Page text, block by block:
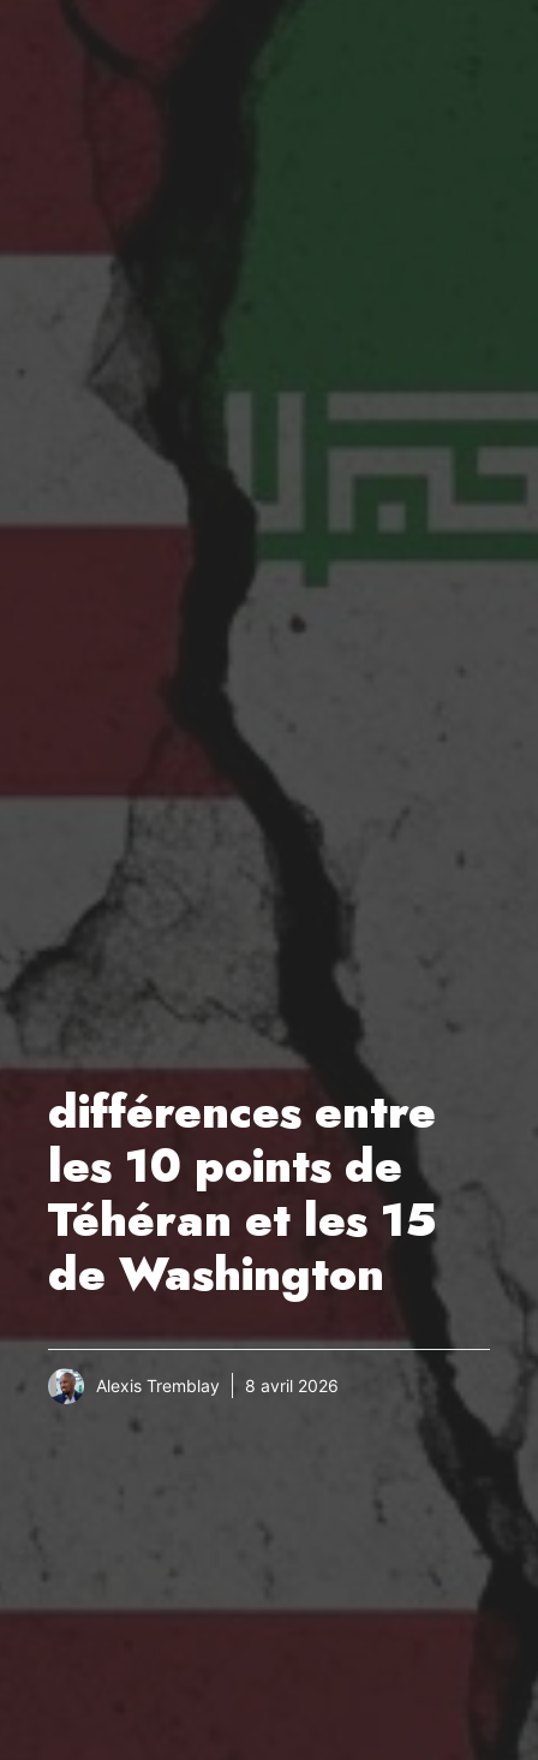
différences entre
les 10 points de
Téhéran et les 15
de Washington
Alexis Tremblay 8 avril 2026